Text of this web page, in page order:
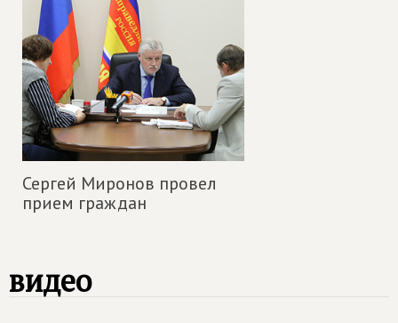
Сергей Миронов провел
прием граждан
видео